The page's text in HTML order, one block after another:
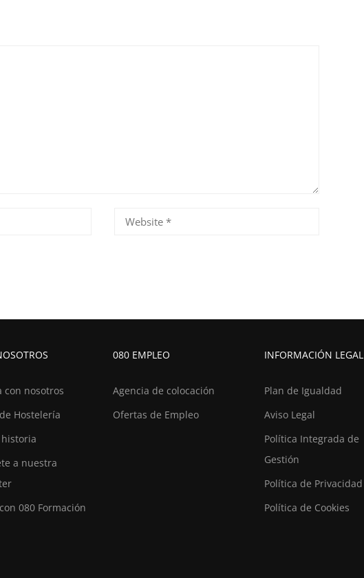
con nosotros
Hostelería
a nuestra
080 Formación
080 EMPLEO
Agencia de colocación
Ofertas de Empleo
INFORMACIÓN LEGAL
Plan de Igualdad
Aviso Legal
Política Integrada de
Gestión
Política de Privacidad
Política de Cookies